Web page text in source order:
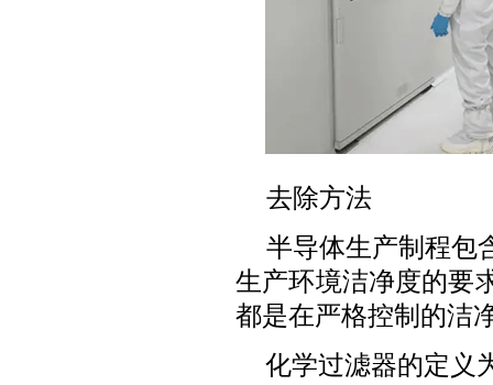
去除方法
半导体生产制程包
生产环境洁净度的要
都是在严格控制的洁
化学过滤器的定义